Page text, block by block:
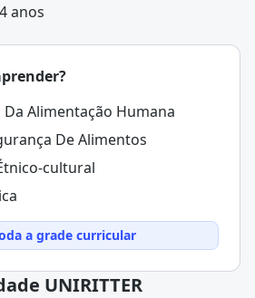
anos
Alimentação Humana
De Alimentos
cultural
a grade curricular
UNIRITTER